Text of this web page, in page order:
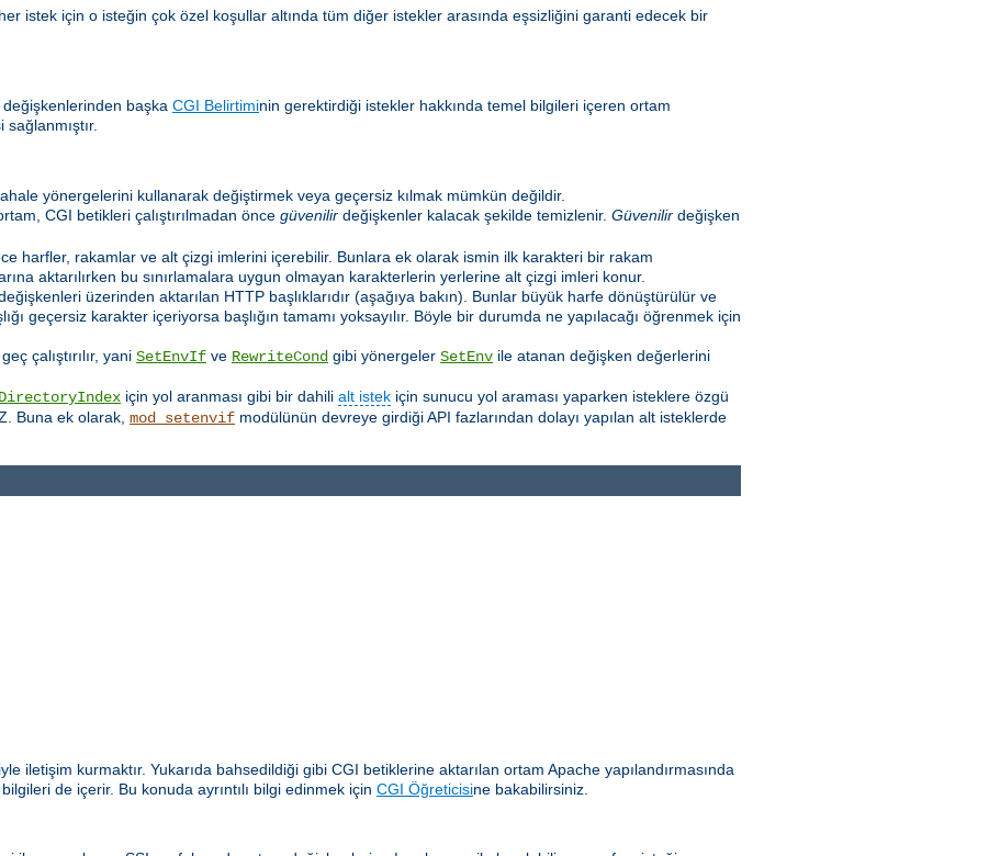
istek için o isteğin çok özel koşullar altında tüm diğer istekler arasında eşsizliğini garanti edecek bir
değişkenlerinden başka CGI Belirtiminin gerektirdiği istekler hakkında temel bilgileri içeren ortam
yönergelerini kullanarak değiştirmek veya geçersiz kılmak mümkün değildir.
CGI betikleri çalıştırılmadan önce güvenilir değişkenler kalacak şekilde temizlenir. Güvenilir değişken
harfler, rakamlar ve alt çizgi imlerini içerebilir. Bunlara ek olarak ismin ilk karakteri bir rakam
aktarılırken bu sınırlamalara uygun olmayan karakterlerin yerlerine alt çizgi imleri konur.
üzerinden aktarılan HTTP başlıklarıdır (aşağıya bakın). Bunlar büyük harfe dönüştürülür ve
geçersiz karakter içeriyorsa başlığın tamamı yoksayılır. Böyle bir durumda ne yapılacağı öğrenmek için
çalıştırılır, yani SetEnvIf ve RewriteCond gibi yönergeler SetEnv ile atanan değişken değerlerini
DirectoryIndex için yol aranması gibi bir dahili alt istek için sunucu yol araması yaparken isteklere özgü
Buna ek olarak, mod_setenvif modülünün devreye girdiği API fazlarından dolayı yapılan alt isteklerde
iletişim kurmaktır. Yukarıda bahsedildiği gibi CGI betiklerine aktarılan ortam Apache yapılandırmasında
de içerir. Bu konuda ayrıntılı bilgi edinmek için CGI Öğreticisine bakabilirsiniz.